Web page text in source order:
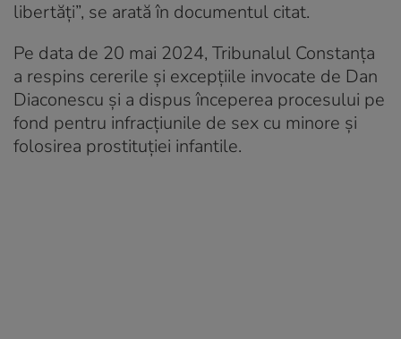
libertăţi”, se arată în documentul citat.
Pe data de 20 mai 2024, Tribunalul Constanța
a respins cererile și excepțiile invocate de Dan
Diaconescu și a dispus începerea procesului pe
fond pentru infracțiunile de sex cu minore și
folosirea prostituției infantile.